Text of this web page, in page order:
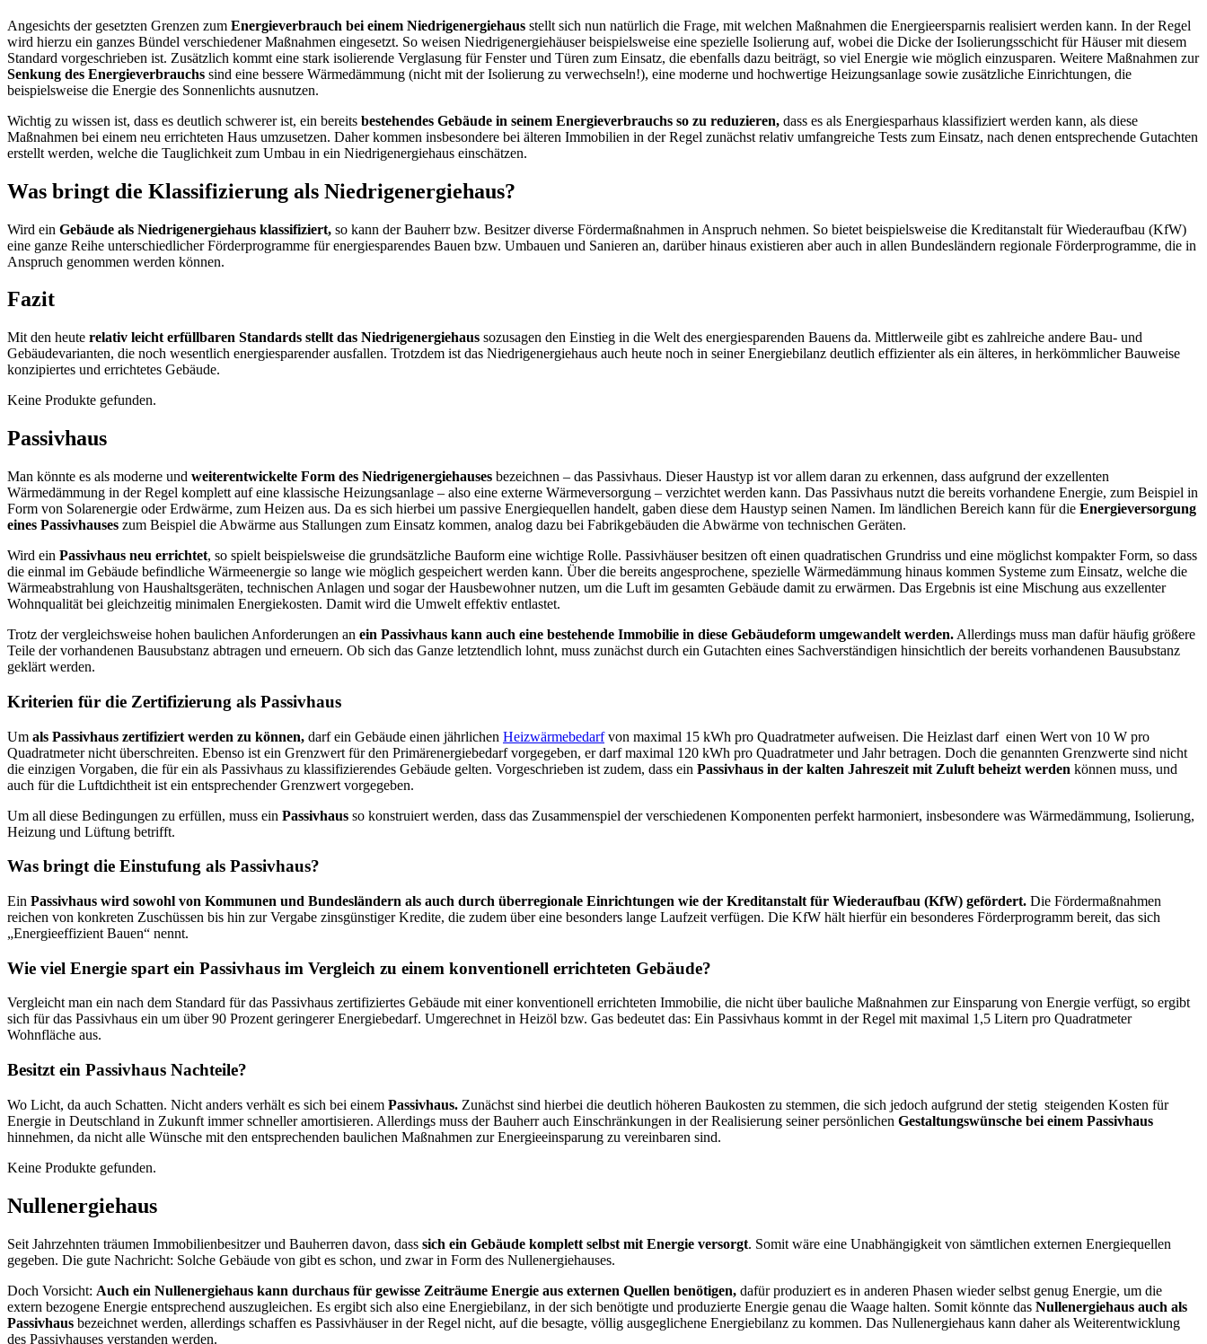
Angesichts der gesetzten Grenzen zum Energieverbrauch bei einem Niedrigenergiehaus stellt sich nun natürlich die Frage, mit welchen Maßnahmen die Energieersparnis realisiert werden kann. In der Regel
wird hierzu ein ganzes Bündel verschiedener Maßnahmen eingesetzt. So weisen Niedrigenergiehäuser beispielsweise eine spezielle Isolierung auf, wobei die Dicke der Isolierungsschicht für Häuser mit diesem
Standard vorgeschrieben ist. Zusätzlich kommt eine stark isolierende Verglasung für Fenster und Türen zum Einsatz, die ebenfalls dazu beiträgt, so viel Energie wie möglich einzusparen. Weitere Maßnahmen zur
Senkung des Energieverbrauchs sind eine bessere Wärmedämmung (nicht mit der Isolierung zu verwechseln!), eine moderne und hochwertige Heizungsanlage sowie zusätzliche Einrichtungen, die
beispielsweise die Energie des Sonnenlichts ausnutzen.
Wichtig zu wissen ist, dass es deutlich schwerer ist, ein bereits bestehendes Gebäude in seinem Energieverbrauchs so zu reduzieren, dass es als Energiesparhaus klassifiziert werden kann, als diese
Maßnahmen bei einem neu errichteten Haus umzusetzen. Daher kommen insbesondere bei älteren Immobilien in der Regel zunächst relativ umfangreiche Tests zum Einsatz, nach denen entsprechende Gutachten
erstellt werden, welche die Tauglichkeit zum Umbau in ein Niedrigenergiehaus einschätzen.
Was bringt die Klassifizierung als Niedrigenergiehaus?
Wird ein Gebäude als Niedrigenergiehaus klassifiziert, so kann der Bauherr bzw. Besitzer diverse Fördermaßnahmen in Anspruch nehmen. So bietet beispielsweise die Kreditanstalt für Wiederaufbau (KfW)
eine ganze Reihe unterschiedlicher Förderprogramme für energiesparendes Bauen bzw. Umbauen und Sanieren an, darüber hinaus existieren aber auch in allen Bundesländern regionale Förderprogramme, die in
Anspruch genommen werden können.
Fazit
Mit den heute relativ leicht erfüllbaren Standards stellt das Niedrigenergiehaus sozusagen den Einstieg in die Welt des energiesparenden Bauens da. Mittlerweile gibt es zahlreiche andere Bau- und
Gebäudevarianten, die noch wesentlich energiesparender ausfallen. Trotzdem ist das Niedrigenergiehaus auch heute noch in seiner Energiebilanz deutlich effizienter als ein älteres, in herkömmlicher Bauweise
konzipiertes und errichtetes Gebäude.
Keine Produkte gefunden.
Passivhaus
Man könnte es als moderne und weiterentwickelte Form des Niedrigenergiehauses bezeichnen – das Passivhaus. Dieser Haustyp ist vor allem daran zu erkennen, dass aufgrund der exzellenten
Wärmedämmung in der Regel komplett auf eine klassische Heizungsanlage – also eine externe Wärmeversorgung – verzichtet werden kann. Das Passivhaus nutzt die bereits vorhandene Energie, zum Beispiel in
Form von Solarenergie oder Erdwärme, zum Heizen aus. Da es sich hierbei um passive Energiequellen handelt, gaben diese dem Haustyp seinen Namen. Im ländlichen Bereich kann für die Energieversorgung
eines Passivhauses zum Beispiel die Abwärme aus Stallungen zum Einsatz kommen, analog dazu bei Fabrikgebäuden die Abwärme von technischen Geräten.
Wird ein Passivhaus neu errichtet, so spielt beispielsweise die grundsätzliche Bauform eine wichtige Rolle. Passivhäuser besitzen oft einen quadratischen Grundriss und eine möglichst kompakter Form, so dass
die einmal im Gebäude befindliche Wärmeenergie so lange wie möglich gespeichert werden kann. Über die bereits angesprochene, spezielle Wärmedämmung hinaus kommen Systeme zum Einsatz, welche die
Wärmeabstrahlung von Haushaltsgeräten, technischen Anlagen und sogar der Hausbewohner nutzen, um die Luft im gesamten Gebäude damit zu erwärmen. Das Ergebnis ist eine Mischung aus exzellenter
Wohnqualität bei gleichzeitig minimalen Energiekosten. Damit wird die Umwelt effektiv entlastet.
Trotz der vergleichsweise hohen baulichen Anforderungen an ein Passivhaus kann auch eine bestehende Immobilie in diese Gebäudeform umgewandelt werden. Allerdings muss man dafür häufig größere
Teile der vorhandenen Bausubstanz abtragen und erneuern. Ob sich das Ganze letztendlich lohnt, muss zunächst durch ein Gutachten eines Sachverständigen hinsichtlich der bereits vorhandenen Bausubstanz
geklärt werden.
Kriterien für die Zertifizierung als Passivhaus
Um als Passivhaus zertifiziert werden zu können, darf ein Gebäude einen jährlichen Heizwärmebedarfvon maximal 15 kWh pro Quadratmeter aufweisen. Die Heizlast darf einen Wert von 10 W pro
Quadratmeter nicht überschreiten. Ebenso ist ein Grenzwert für den Primärenergiebedarf vorgegeben, er darf maximal 120 kWh pro Quadratmeter und Jahr betragen. Doch die genannten Grenzwerte sind nicht
die einzigen Vorgaben, die für ein als Passivhaus zu klassifizierendes Gebäude gelten. Vorgeschrieben ist zudem, dass ein Passivhaus in der kalten Jahreszeit mit Zuluft beheizt werden können muss, und
auch für die Luftdichtheit ist ein entsprechender Grenzwert vorgegeben.
Um all diese Bedingungen zu erfüllen, muss ein Passivhaus so konstruiert werden, dass das Zusammenspiel der verschiedenen Komponenten perfekt harmoniert, insbesondere was Wärmedämmung, Isolierung,
Heizung und Lüftung betrifft.
Was bringt die Einstufung als Passivhaus?
Ein Passivhaus wird sowohl von Kommunen und Bundesländern als auch durch überregionale Einrichtungen wie der Kreditanstalt für Wiederaufbau (KfW) gefördert. Die Fördermaßnahmen
reichen von konkreten Zuschüssen bis hin zur Vergabe zinsgünstiger Kredite, die zudem über eine besonders lange Laufzeit verfügen. Die KfW hält hierfür ein besonderes Förderprogramm bereit, das sich
„Energieeffizient Bauen“ nennt.
Wie viel Energie spart ein Passivhaus im Vergleich zu einem konventionell errichteten Gebäude?
Vergleicht man ein nach dem Standard für das Passivhaus zertifiziertes Gebäude mit einer konventionell errichteten Immobilie, die nicht über bauliche Maßnahmen zur Einsparung von Energie verfügt, so ergibt
sich für das Passivhaus ein um über 90 Prozent geringerer Energiebedarf. Umgerechnet in Heizöl bzw. Gas bedeutet das: Ein Passivhaus kommt in der Regel mit maximal 1,5 Litern pro Quadratmeter
Wohnfläche aus.
Besitzt ein Passivhaus Nachteile?
Wo Licht, da auch Schatten. Nicht anders verhält es sich bei einem Passivhaus. Zunächst sind hierbei die deutlich höheren Baukosten zu stemmen, die sich jedoch aufgrund der stetig steigenden Kosten für
Energie in Deutschland in Zukunft immer schneller amortisieren. Allerdings muss der Bauherr auch Einschränkungen in der Realisierung seiner persönlichen Gestaltungswünsche bei einem Passivhaus
hinnehmen, da nicht alle Wünsche mit den entsprechenden baulichen Maßnahmen zur Energieeinsparung zu vereinbaren sind.
Keine Produkte gefunden.
Nullenergiehaus
Seit Jahrzehnten träumen Immobilienbesitzer und Bauherren davon, dass sich ein Gebäude komplett selbst mit Energie versorgt. Somit wäre eine Unabhängigkeit von sämtlichen externen Energiequellen
gegeben. Die gute Nachricht: Solche Gebäude von gibt es schon, und zwar in Form des Nullenergiehauses.
Doch Vorsicht: Auch ein Nullenergiehaus kann durchaus für gewisse Zeiträume Energie aus externen Quellen benötigen, dafür produziert es in anderen Phasen wieder selbst genug Energie, um die
extern bezogene Energie entsprechend auszugleichen. Es ergibt sich also eine Energiebilanz, in der sich benötigte und produzierte Energie genau die Waage halten. Somit könnte das Nullenergiehaus auch als
Passivhaus bezeichnet werden, allerdings schaffen es Passivhäuser in der Regel nicht, auf die besagte, völlig ausgeglichene Energiebilanz zu kommen. Das Nullenergiehaus kann daher als Weiterentwicklung
des Passivhauses verstanden werden.